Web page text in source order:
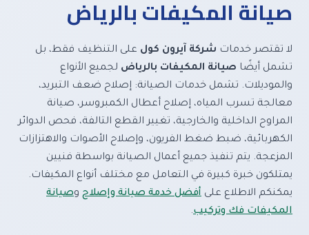
صيانة المكيفات بالرياض
لا تقتصر خدمات شركة آيرون كول على التنظيف فقط، بل
تشمل أيضًا صيانة المكيفات بالرياض لجميع الأنواع
والموديلات. تشمل خدمات الصيانة: إصلاح ضعف التبريد،
معالجة تسرب المياه، إصلاح أعطال الكمبروسر، صيانة
المراوح الداخلية والخارجية، تغيير القطع التالفة، فحص الدوائر
الكهربائية، ضبط ضغط الفريون، وإصلاح الأصوات والاهتزازات
المزعجة. يتم تنفيذ جميع أعمال الصيانة بواسطة فنيين
يمتلكون خبرة كبيرة في التعامل مع مختلف أنواع المكيفات.
يمكنكم الاطلاع على أفضل خدمة صيانة وإصلاح وصيانة
المكيفات فك وتركيب.